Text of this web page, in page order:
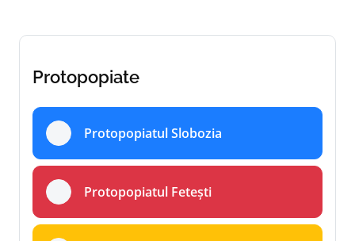
Protopopiate
Protopopiatul Slobozia
Protopopiatul Fetești